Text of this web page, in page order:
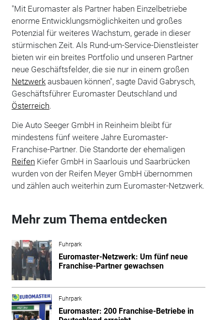
"Mit Euromaster als Partner haben Einzelbetriebe
enorme Entwicklungsmöglichkeiten und großes
Potenzial für weiteres Wachstum, gerade in dieser
stürmischen Zeit. Als Rund-um-Service-Dienstleister
bieten wir ein breites Portfolio und unseren Partner
neue Geschäftsfelder, die sie nur in einem großen
Netzwerkausbauen können", sagte David Gabrysch,
Geschäftsführer Euromaster Deutschland und
Österreich.
Die Auto Seeger GmbH in Reinheim bleibt für
mindestens fünf weitere Jahre Euromaster-
Franchise-Partner. Die Standorte der ehemaligen
Reifen Kiefer GmbH in Saarlouis und Saarbrücken
wurden von der Reifen Meyer GmbH übernommen
und zählen auch weiterhin zum Euromaster-Netzwerk.
Mehr zum Thema entdecken
Fuhrpark
Euromaster-Netzwerk: Um fünf neue
Franchise-Partner gewachsen
Fuhrpark
Euromaster: 200 Franchise-Betriebe in